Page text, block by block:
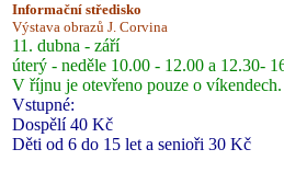
Informační středisko
Výstava obrazů J. Corvina
11. dubna - září
úterý - neděle 10.00 - 12.00 a 12.30-
V říjnu je otevřeno pouze o víkendech.
Vstupné:
Dospělí 40 Kč
Děti od 6 do 15 let a senioři 30 Kč